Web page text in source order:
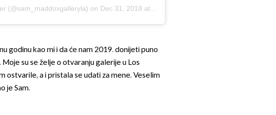
(@sam_maddoxgalleryla) on Dec 31, 2018 at 5:07am PST
godinu kao mi i da će nam 2019. donijeti puno
su se želje o otvaranju galerije u Los
ostvarile, a i pristala se udati za mene. Veselim
je Sam.